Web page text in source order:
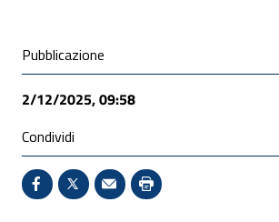
Condivisione social
Pubblicazione
2/12/2025, 09:58
Condividi
Condividi su Facebook - Sito
X - Sito esterno - Apertura
Invio Mail: apre il
Stampa pagina: